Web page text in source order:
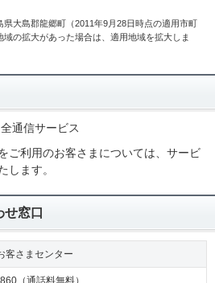
県大島郡龍郷町（2011年9月28日時点の適用市町
の拡大があった場合は、適用地域を拡大しま
通信サービス
ご利用のお客さまについては、サービ
します。
窓口
客さまセンター
（通話料無料）